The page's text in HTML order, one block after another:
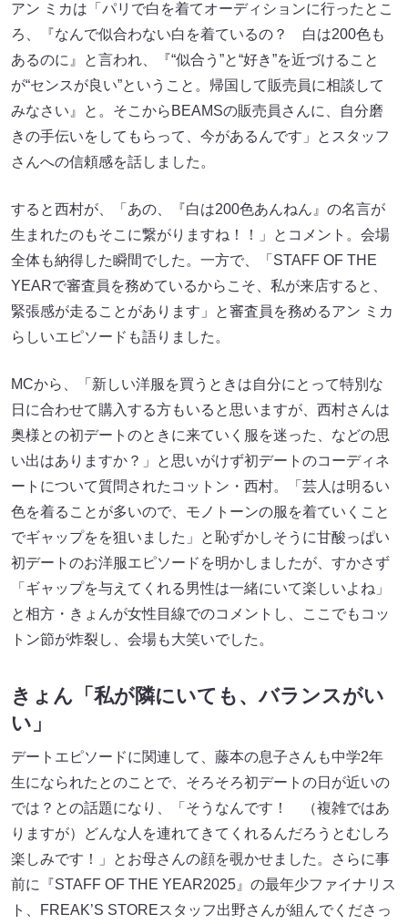
アン ミカは「パリで白を着てオーディションに行ったとこ
ろ、『なんで似合わない白を着ているの？ 白は200色も
あるのに』と言われ、『“似合う”と“好き”を近づけること
が“センスが良い”ということ。帰国して販売員に相談して
みなさい』と。そこからBEAMSの販売員さんに、自分磨
きの手伝いをしてもらって、今があるんです」とスタッフ
さんへの信頼感を話しました。
すると西村が、「あの、『白は200色あんねん』の名言が
生まれたのもそこに繋がりますね！！」とコメント。会場
全体も納得した瞬間でした。一方で、「STAFF OF THE
YEARで審査員を務めているからこそ、私が来店すると、
緊張感が走ることがあります」と審査員を務めるアン ミカ
らしいエピソードも語りました。
MCから、「新しい洋服を買うときは自分にとって特別な
日に合わせて購入する方もいると思いますが、西村さんは
奥様との初デートのときに来ていく服を迷った、などの思
い出はありますか？」と思いがけず初デートのコーディネ
ートについて質問されたコットン・西村。「芸人は明るい
色を着ることが多いので、モノトーンの服を着ていくこと
でギャップをを狙いました」と恥ずかしそうに甘酸っぱい
初デートのお洋服エピソードを明かしましたが、すかさず
「ギャップを与えてくれる男性は一緒にいて楽しいよね」
と相方・きょんが女性目線でのコメントし、ここでもコッ
トン節が炸裂し、会場も大笑いでした。
きょん「私が隣にいても、バランスがい
い」
デートエピソードに関連して、藤本の息子さんも中学2年
生になられたとのことで、そろそろ初デートの日が近いの
では？との話題になり、「そうなんです！ （複雑ではあ
りますが）どんな人を連れてきてくれるんだろうとむしろ
楽しみです！」とお母さんの顔を覗かせました。さらに事
前に『STAFF OF THE YEAR2025』の最年少ファイナリス
ト、FREAK’S STOREスタッフ出野さんが組んでくださっ